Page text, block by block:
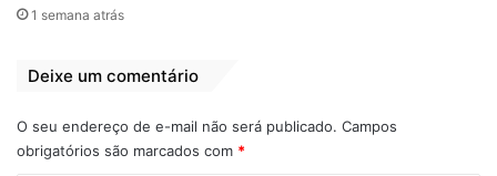
Os interessados em ser voluntários ou
contribuir com doação de máscaras, luvas e
1 semana atrás
Deixe um comentário
O seu endereço de e-mail não será publicado. Campos
obrigatórios são marcados com *